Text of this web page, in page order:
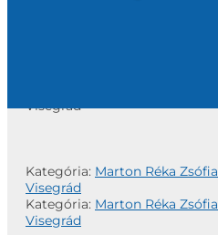
Visegrád
Kategória: Marton Réka Zsófia
Visegrád
Kategória: Marton Réka Zsófia
Visegrád